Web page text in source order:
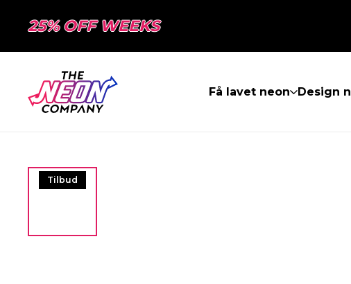
25% OFF WEEKS
Få lavet neon Design
Tilbud